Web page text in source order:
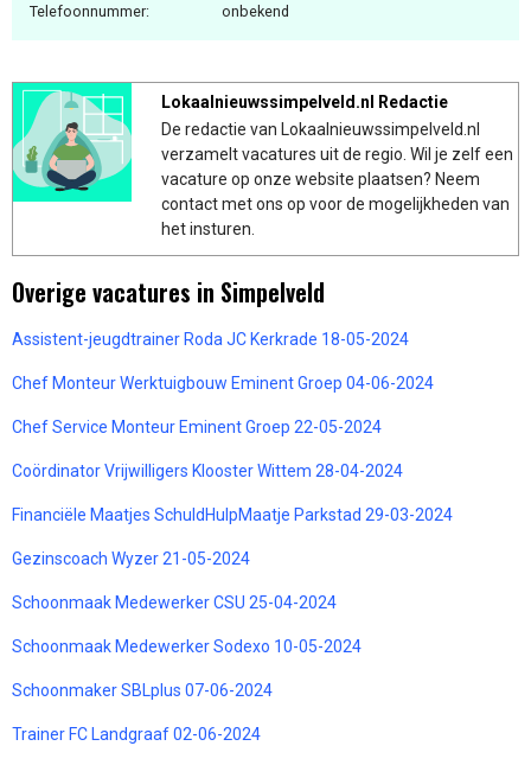
Telefoonnummer: onbekend
Lokaalnieuwssimpelveld.nl Redactie
De redactie van Lokaalnieuwssimpelveld.nl
verzamelt vacatures uit de regio. Wil je zelf een
vacature op onze website plaatsen? Neem
contact met ons op voor de mogelijkheden van
het insturen.
Overige vacatures in Simpelveld
Assistent-jeugdtrainer Roda JC Kerkrade 18-05-2024
Chef Monteur Werktuigbouw Eminent Groep 04-06-2024
Chef Service Monteur Eminent Groep 22-05-2024
Coördinator Vrijwilligers Klooster Wittem 28-04-2024
Financiële Maatjes SchuldHulpMaatje Parkstad 29-03-2024
Gezinscoach Wyzer 21-05-2024
Schoonmaak Medewerker CSU 25-04-2024
Schoonmaak Medewerker Sodexo 10-05-2024
Schoonmaker SBLplus 07-06-2024
Trainer FC Landgraaf 02-06-2024